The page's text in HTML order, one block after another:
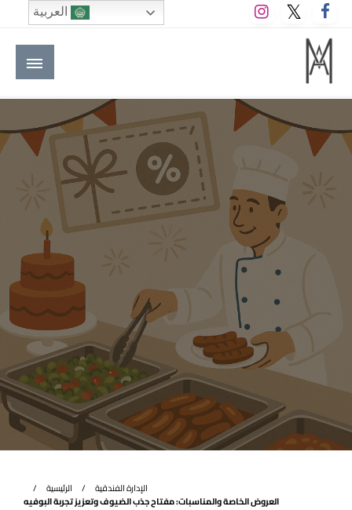
التخطي
إلى
المحتوى
M A hotels | إم ايه هوتيلز
الموقع الأول للعاملين في الفنادق في العالم العربي
الرئيسية
الإدارة الفندقية
العروض الخاصة والمناسبات: مفتاح جذب الضيوف وتعزيز تجربة البوفيه
العربية